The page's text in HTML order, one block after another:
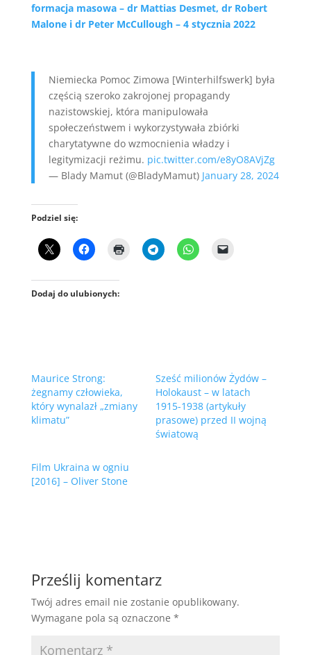
formacja masowa – dr Mattias Desmet, dr Robert
Malone i dr Peter McCullough – 4 stycznia 2022
Niemiecka Pomoc Zimowa [Winterhilfswerk] była
częścią szeroko zakrojonej propagandy
nazistowskiej, która manipulowała
społeczeństwem i wykorzystywała zbiórki
charytatywne do wzmocnienia władzy i
legitymizacji reżimu. pic.twitter.com/e8yO8AVjZg
— Blady Mamut (@BladyMamut) January 28, 2024
Podziel się:
Dodaj do ulubionych:
Maurice Strong:
żegnamy człowieka,
który wynalazł „zmiany
klimatu”
Sześć milionów Żydów –
Holokaust – w latach
1915-1938 (artykuły
prasowe) przed II wojną
światową
Film Ukraina w ogniu
[2016] – Oliver Stone
Prześlij komentarz
Twój adres email nie zostanie opublikowany.
Wymagane pola są oznaczone *